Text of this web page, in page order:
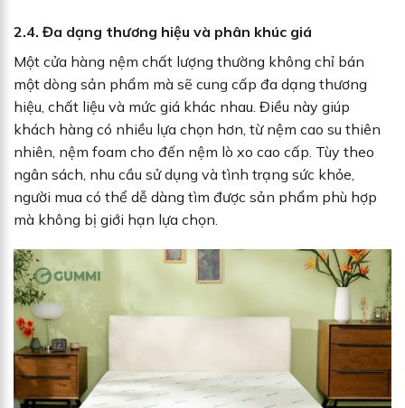
2.4. Đa dạng thương hiệu và phân khúc giá
Một cửa hàng nệm chất lượng thường không chỉ bán
một dòng sản phẩm mà sẽ cung cấp đa dạng thương
hiệu, chất liệu và mức giá khác nhau. Điều này giúp
khách hàng có nhiều lựa chọn hơn, từ nệm cao su thiên
nhiên, nệm foam cho đến nệm lò xo cao cấp. Tùy theo
ngân sách, nhu cầu sử dụng và tình trạng sức khỏe,
người mua có thể dễ dàng tìm được sản phẩm phù hợp
mà không bị giới hạn lựa chọn.